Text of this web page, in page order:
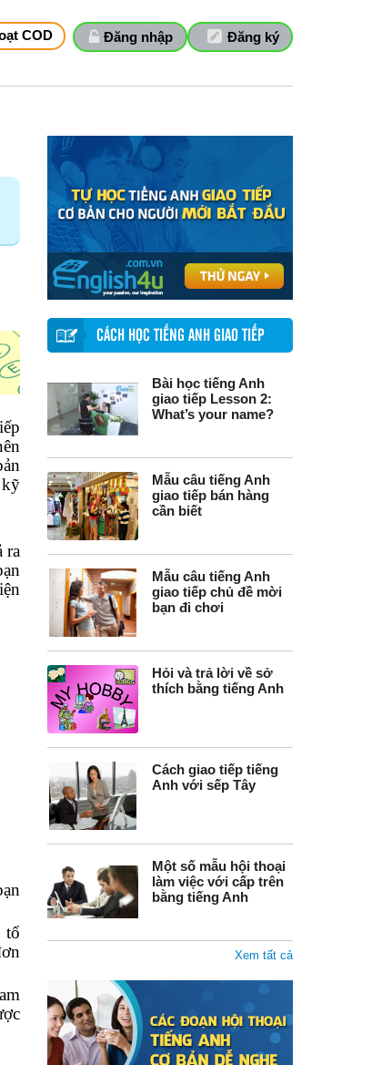
Đăng ký
Đăng nhập
COD
CÁCH HỌC TIẾNG ANH GIAO TIẾP
Bài học tiếng Anh
giao tiếp Lesson 2:
What’s your name?
Mẫu câu tiếng Anh
giao tiếp bán hàng
cần biết
Mẫu câu tiếng Anh
giao tiếp chủ đề mời
bạn đi chơi
Hỏi và trả lời về sở
thích bằng tiếng Anh
Cách giao tiếp tiếng
Anh với sếp Tây
Một số mẫu hội thoại
làm việc với cấp trên
bằng tiếng Anh
Xem tất cả
kỹ
ra
tổ